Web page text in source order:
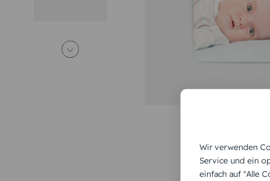
Wir verwenden
Service und ein
einfach auf "Alle